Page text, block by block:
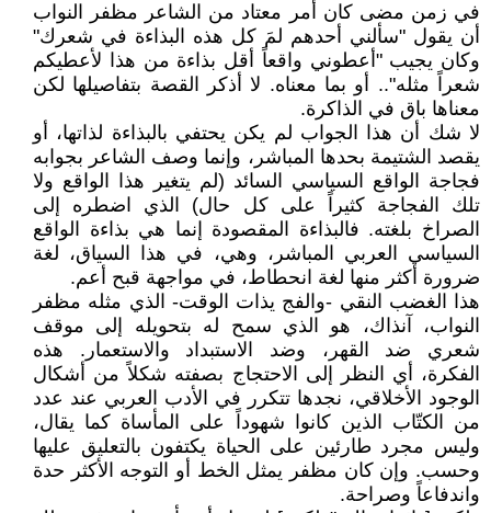
في زمن مضى كان أمر معتاد من الشاعر مظفر النواب
أن يقول "سألني أحدهم لمَ كل هذه البذاءة في شعرك"
وكان يجيب "أعطوني واقعاً أقل بذاءة من هذا لأعطيكم
شعراً مثله".. أو بما معناه. لا أذكر القصة بتفاصيلها لكن
معناها باق في الذاكرة.
لا شك أن هذا الجواب لم يكن يحتفي بالبذاءة لذاتها، أو
يقصد الشتيمة بحدها المباشر، وإنما وصف الشاعر بجوابه
فجاجة الواقع السياسي السائد (لم يتغير هذا الواقع ولا
تلك الفجاجة كثيراً على كل حال) الذي اضطره إلى
الصراخ بلغته. فالبذاءة المقصودة إنما هي بذاءة الواقع
السياسي العربي المباشر، وهي، في هذا السياق، لغة
ضرورة أكثر منها لغة انحطاط، في مواجهة قبح أعم.
هذا الغضب النقي -والفج يذات الوقت- الذي مثله مظفر
النواب، آنذاك، هو الذي سمح له بتحويله إلى موقف
شعري ضد القهر، وضد الاستبداد والاستعمار. هذه
الفكرة، أي النظر إلى الاحتجاج بصفته شكلاً من أشكال
الوجود الأخلاقي، نجدها تتكرر في الأدب العربي عند عدد
من الكتّاب الذين كانوا شهوداً على المأساة كما يقال،
وليس مجرد طارئين على الحياة يكتفون بالتعليق عليها
وحسب. وإن كان مظفر يمثل الخط أو التوجه الأكثر حدة
واندفاعاً وصراحة.